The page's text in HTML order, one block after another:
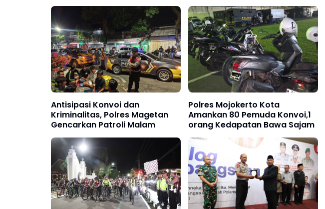
Antisipasi Konvoi dan
Kriminalitas, Polres Magetan
Gencarkan Patroli Malam
Polres Mojokerto Kota
Amankan 80 Pemuda Konvoi,1
orang Kedapatan Bawa Sajam